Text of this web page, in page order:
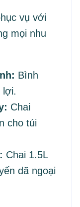
vụ với
mọi nhu
Bình
lợi.
Chai
cho túi
Chai 1.5L
dã ngoại